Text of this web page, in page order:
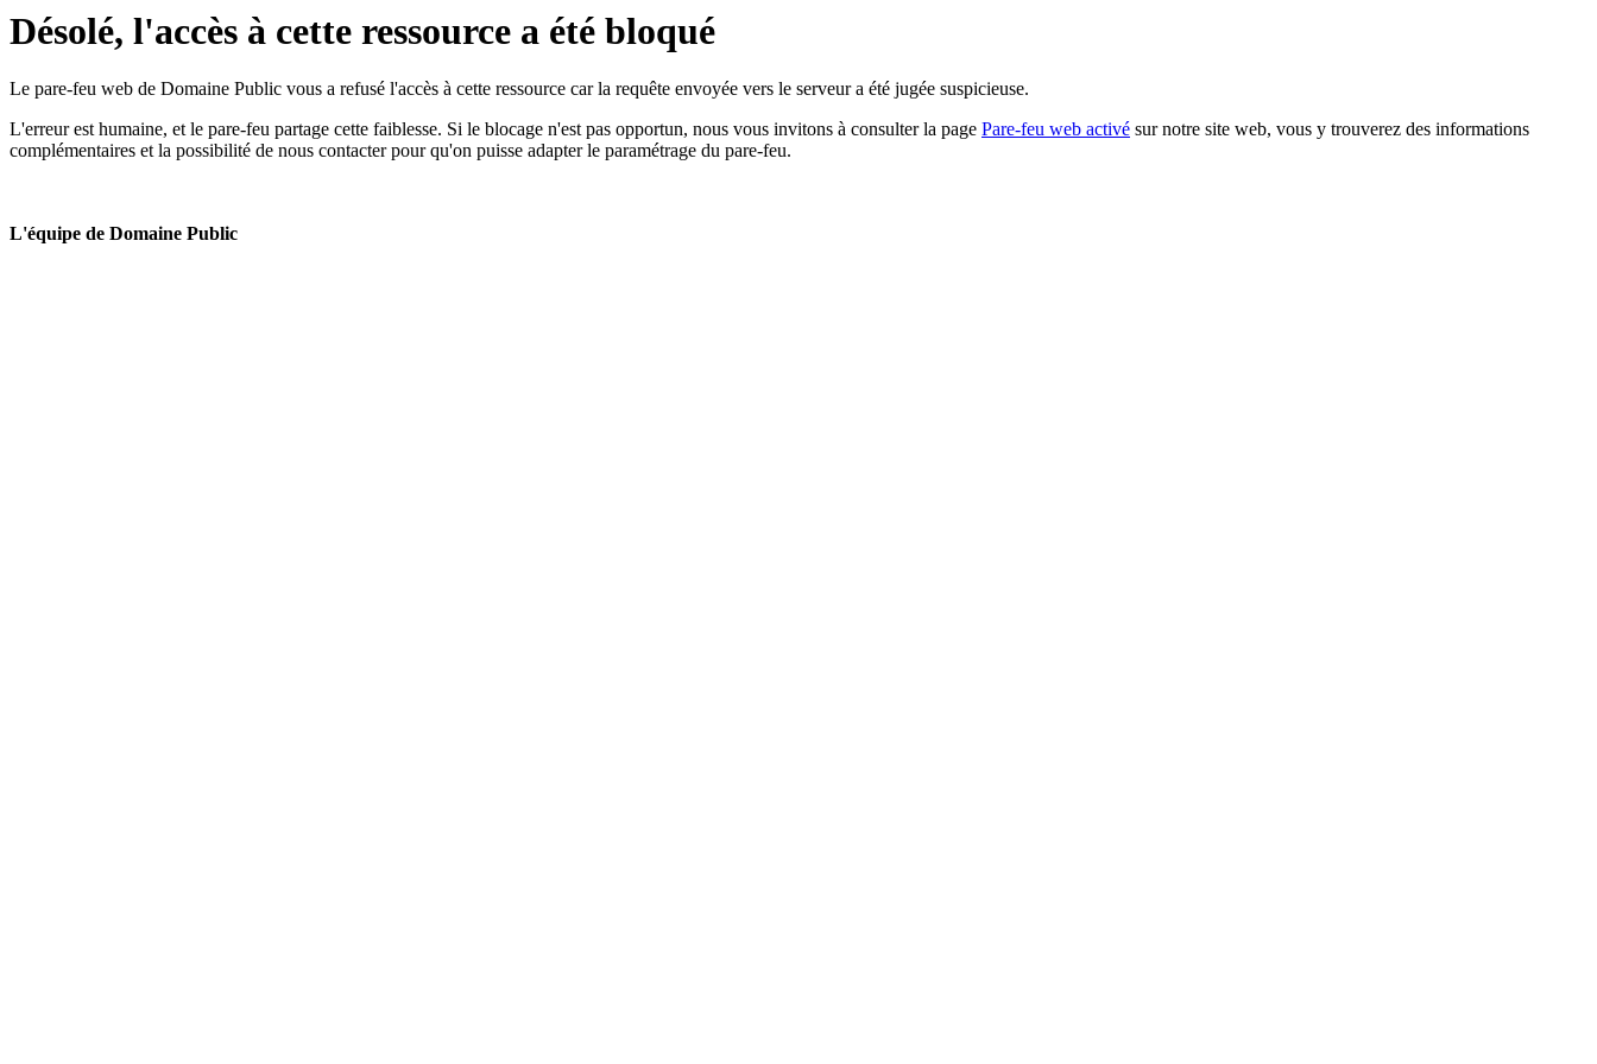
Désolé, l'accès à cette ressource a été bloqué
Le pare-feu web de Domaine Public vous a refusé l'accès à cette ressource car la requête envoyée vers le serveur a été jugée suspicieuse.
L'erreur est humaine, et le pare-feu partage cette faiblesse. Si le blocage n'est pas opportun, nous vous invitons à consulter la page Pare-feu web activé sur notre site web, vous y trouverez des informations
complémentaires et la possibilité de nous contacter pour qu'on puisse adapter le paramétrage du pare-feu.
L'équipe de Domaine Public